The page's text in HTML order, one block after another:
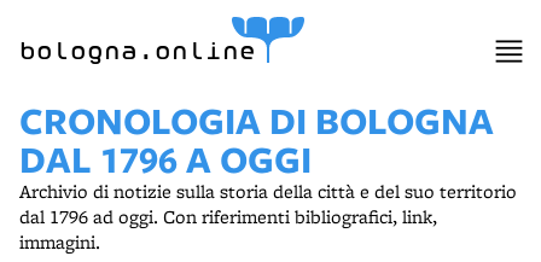
bologna.online
CRONOLOGIA DI BOLOGNA
DAL 1796 A OGGI
Archivio di notizie sulla storia della città e del suo territorio
dal 1796 ad oggi. Con riferimenti bibliografici, link,
immagini.